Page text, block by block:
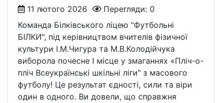
11 лютого 2026
Перегляди: 0
Команда Білківського ліцею "Футбольні
БІЛКИ", під керівництвом вчителів фізичної
культури І.М.Чигура та М.В.Колодійчука
виборола почесне І місце у змаганнях «Пліч-о-
пліч Всеукраїнські шкільні ліги" з масового
футболу! Це результат єдності, сили та віри
один в одного. Ви довели, що справжня